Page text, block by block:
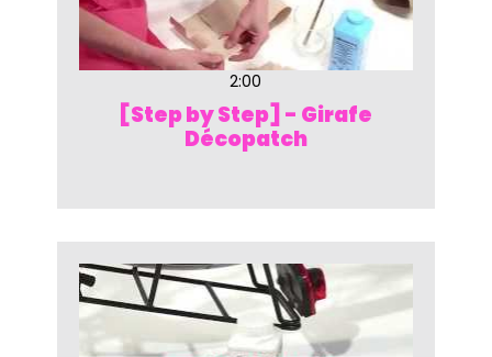
2:00
[Step by Step] - Girafe
Décopatch